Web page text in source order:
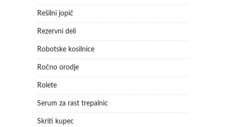
Rešilni jopič
Rezervni deli
Robotske kosilnice
Ročno orodje
Rolete
Serum za rast trepalnic
Skriti kupec